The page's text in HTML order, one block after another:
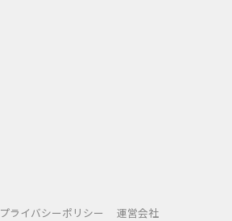
プライバシーポリシー 運営会社